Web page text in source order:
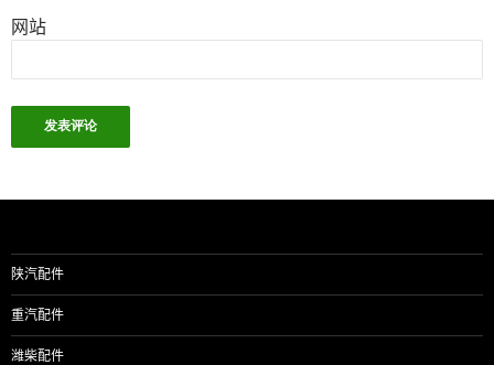
网站
陕汽配件
重汽配件
潍柴配件